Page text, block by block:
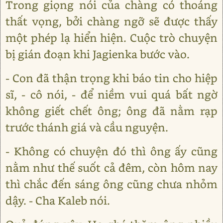
Trong giọng nói của chàng có thoáng
thất vọng, bởi chàng ngỡ sẽ được thấy
một phép lạ hiển hiện. Cuộc trò chuyện
bị gián đoạn khi Jagienka bước vào.
- Con đã thận trọng khi báo tin cho hiệp
sĩ, - cô nói, - để niềm vui quá bất ngờ
không giết chết ông; ông đã nằm rạp
trước thánh giá và cầu nguyện.
- Không có chuyện đó thì ông ấy cũng
nằm như thế suốt cả đêm, còn hôm nay
thì chắc đến sáng ông cũng chưa nhỏm
dậy. - Cha Kaleb nói.